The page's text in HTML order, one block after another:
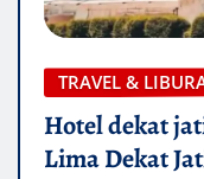
TRAVEL &
Hotel dekat
Lima Dekat